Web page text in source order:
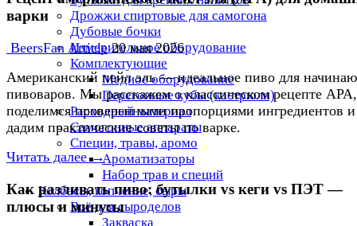
Дрожжи спиртовые для самогона
Дубовые бочки
Измерительное оборудование
Комплектующие
Медное оборудование
Перегонные кубы (кастрюли)
Расходный материал
Самогонные аппараты
Специи, травы, аромо
Ароматизаторы
Набор трав и специй
Колбасы, копчение, сыры
Всё для сыроделов
Закваска
варки
BeersFan Article 20 мая 2026
Американский пейл эль — идеальное пиво для
пивоваров. Мы расскажем о классическом рецепте APA,
поделимся проверенными пропорциями ингредиентов и
дадим практические советы по варке.
Читать далее →
Как разливать пиво: бутылки vs кеги vs ПЭТ —
плюсы и минусы